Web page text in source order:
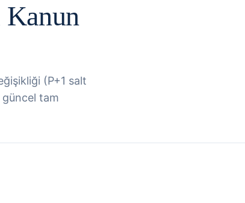
Kanun
(P+1 salt
güncel tam